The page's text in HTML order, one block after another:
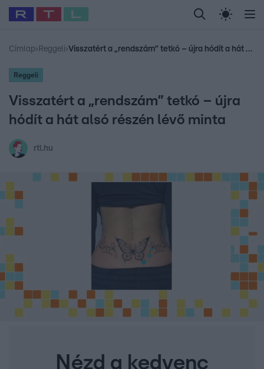
Legfrissebb RTL Híradó Randi Celeb vagyok,
Babits Marcella Most Wanted Gallusz
Címlap› Reggeli› Visszatért a „rendszám” tetkó – újra hódít a hát alsó részén lévő minta
Reggeli
Visszatért a „rendszám” tetkó – újra
hódít a hát alsó részén lévő minta
rtl.hu
Nézd a kedvenc